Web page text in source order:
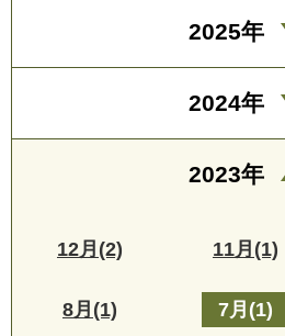
2025年
2024年
2023年
12月(2) 11月(1)
8月(1) 7月(1)